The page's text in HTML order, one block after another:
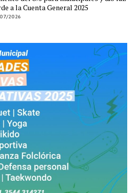
a la Cuenta General 2025
2026